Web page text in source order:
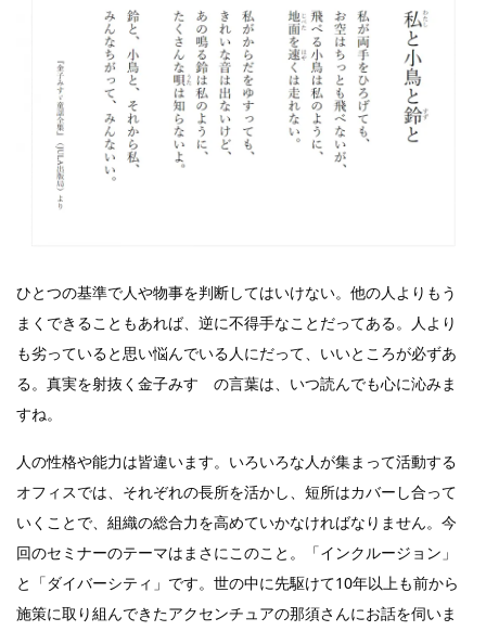
ひとつの基準で人や物事を判断してはいけない。他の人よりもう
まくできることもあれば、逆に不得手なことだってある。人より
も劣っていると思い悩んでいる人にだって、いいところが必ずあ
る。真実を射抜く金子みすゞの言葉は、いつ読んでも心に沁みま
すね。
人の性格や能力は皆違います。いろいろな人が集まって活動する
オフィスでは、それぞれの長所を活かし、短所はカバーし合って
いくことで、組織の総合力を高めていかなければなりません。今
回のセミナーのテーマはまさにこのこと。「インクルージョン」
と「ダイバーシティ」です。世の中に先駆けて10年以 上も前から
施策に取り組んできたアクセンチュアの那須さんにお話を伺いま